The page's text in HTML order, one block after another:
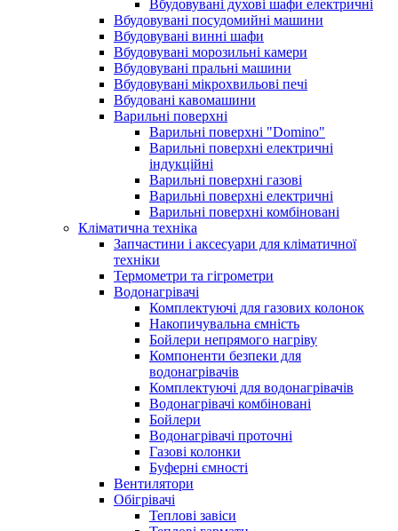
Вбудовувані духові шафи електричні
Вбудовувані посудомийні машини
Вбудовувані винні шафи
Вбудовувані морозильні камери
Вбудовувані пральні машини
Вбудовувані мікрохвильові печі
Вбудовані кавомашини
Варильні поверхні
Варильні поверхні "Domino"
Варильні поверхні електричні
індукційні
Варильні поверхні газові
Варильні поверхні електричні
Варильні поверхні комбіновані
Кліматична техніка
Запчастини і аксесуари для кліматичної
техніки
Термометри та гігрометри
Водонагрівачі
Комплектуючі для газових колонок
Накопичувальна ємність
Бойлери непрямого нагріву
Компоненти безпеки для
водонагрівачів
Комплектуючі для водонагрівачів
Водонагрівачі комбіновані
Бойлери
Водонагрівачі проточні
Газові колонки
Буферні ємності
Вентилятори
Обігрівачі
Теплові завіси